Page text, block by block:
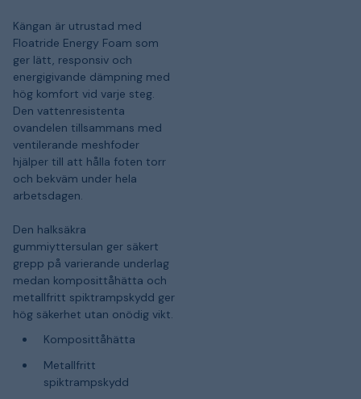
Kängan är utrustad med
Floatride Energy Foam som
ger lätt, responsiv och
energigivande dämpning med
hög komfort vid varje steg.
Den vattenresistenta
ovandelen tillsammans med
ventilerande meshfoder
hjälper till att hålla foten torr
och bekväm under hela
arbetsdagen.
Den halksäkra
gummiyttersulan ger säkert
grepp på varierande underlag
medan komposittåhätta och
metallfritt spiktrampskydd ger
hög säkerhet utan onödig vikt.
Komposittåhätta
Metallfritt
spiktrampskydd